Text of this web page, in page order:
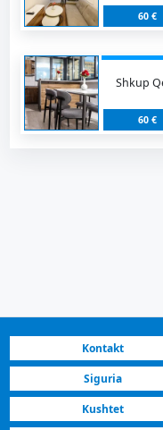
60 €
Shkup
60 €
Kontakt
Siguria
Kushtet